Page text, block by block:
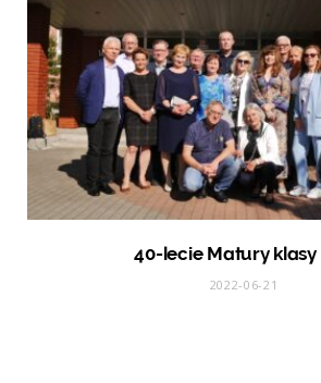
40-lecie Matury klasy
2022-06-21